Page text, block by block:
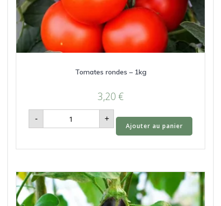
Tomates rondes – 1kg
3,20 €
-
quantité
de
Tomates
1kg
+
Ajouter au panier